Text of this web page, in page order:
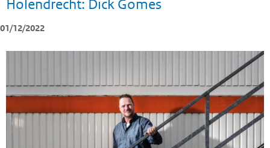
Holendrecht: Dick Gomes
01/12/2022